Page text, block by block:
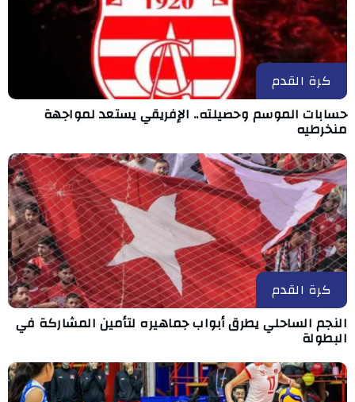
كرة القدم
حسابات الموسم وحصيلته.. الإفريقي يستعد لمواجهة
منخرطيه
كرة القدم
النجم الساحلي يطرق أبواب جماهيره لتأمين المشاركة في
البطولة